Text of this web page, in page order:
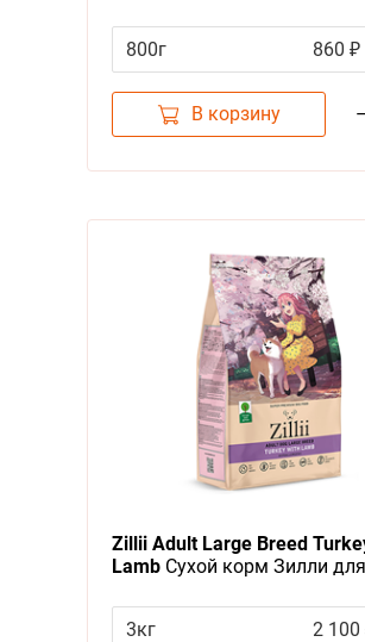
Чувствительным
Белая рыба с лососем
800г 860 ₽
В корзину –
Zillii Adult Large Breed
LambСухой корм Зилли для
Индейка с Ягненком
3кг 2 100